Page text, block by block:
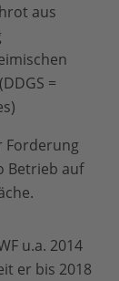
aus
=
Forderung
Betrieb auf
u.a. 2014
er bis 2018